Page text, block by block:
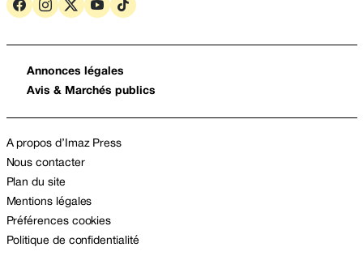
Annonces légales
Avis & Marchés publics
A propos d’Imaz Press
Nous contacter
Plan du site
Mentions légales
Préférences cookies
Politique de confidentialité